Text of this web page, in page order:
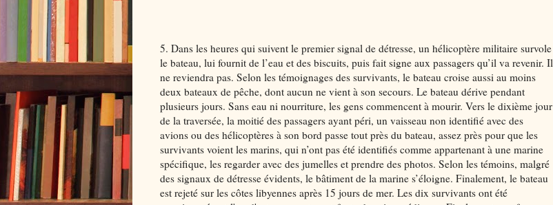
5. Dans les heures qui suivent le premier signal de détresse, un hélicoptère militaire survole
le bateau, lui fournit de l’eau et des biscuits, puis fait signe aux passagers qu’il va revenir. Il
ne reviendra pas. Selon les témoignages des survivants, le bateau croise aussi au moins
deux bateaux de pêche, dont aucun ne vient à son secours. Le bateau dérive pendant
plusieurs jours. Sans eau ni nourriture, les gens commencent à mourir. Vers le dixième jour
de la traversée, la moitié des passagers ayant péri, un vaisseau non identifié avec des
avions ou des hélicoptères à son bord passe tout près du bateau, assez près pour que les
survivants voient les marins, qui n’ont pas été identifiés comme appartenant à une marine
spécifique, les regarder avec des jumelles et prendre des photos. Selon les témoins, malgré
des signaux de détresse évidents, le bâtiment de la marine s’éloigne. Finalement, le bateau
est rejeté sur les côtes libyennes après 15 jours de mer. Les dix survivants ont été